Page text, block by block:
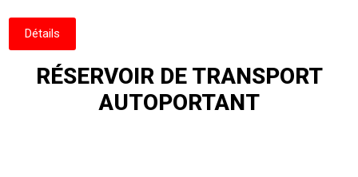
Détails
RÉSERVOIR DE TRANSPORT
AUTOPORTANT